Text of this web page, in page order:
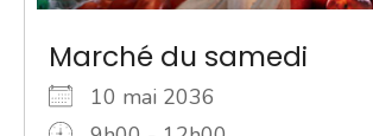
Marché du samedi
10 mai 2036